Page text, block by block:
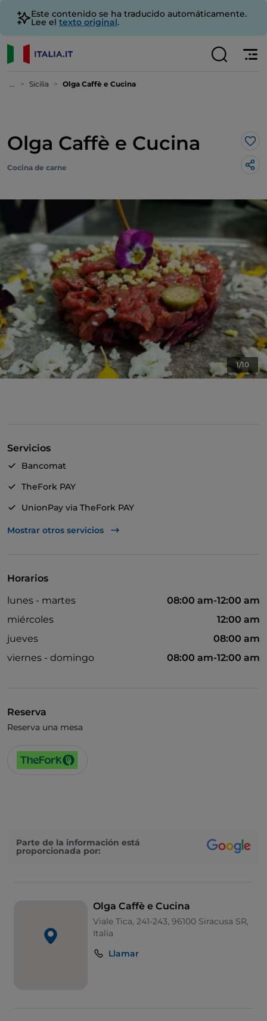
Este contenido se ha traducido automáticamente.
Lee el texto original.
... Sicilia Olga Caffè e Cucina
Olga Caffè e Cucina Me
Cocina de carne
1/10
Servicios
Bancomat
TheFork PAY
UnionPay via TheFork PAY
Se admiten animales
Mostrar otros servicios
Horarios
lunes - martes
08:00 am-12:00 am
miércoles
12:00 am
jueves
08:00 am
viernes - domingo
08:00 am-12:00 am
Reserva
Reserva una mesa
Parte de la información está
proporcionada por:
Olga Caffè e Cucina
Viale Tica, 241-243, 96100 Siracusa SR,
Italia
Llamar